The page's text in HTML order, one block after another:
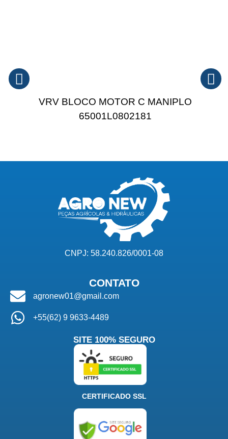
VRV BLOCO MOTOR C MANIPLO
65001L0802181
CNPJ: 58.240.826/0001-08
CONTATO
agronew01@gmail.com
+55(62) 9 9633-4489
SITE 100% SEGURO
CERTIFICADO SSL